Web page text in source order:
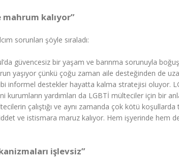
kalıyor”
sorunları şöyle sıraladı:
güvencesiz bir yaşam ve barınma sorunuyla
yaşıyor çünkü çoğu zaman aile desteğinden de
informel destekler hayatta kalma stratejisi oluyor.
yardımları da LGBTİ mülteciler için bir
çalıştığı ve aynı zamanda çok kötü koşullarda
ve istismara maruz kalıyor. Hem işyerinde hem
işlevsiz”